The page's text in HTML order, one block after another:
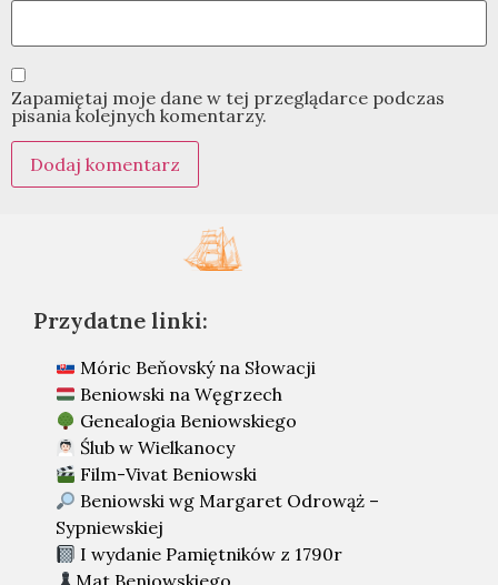
Zapamiętaj moje dane w tej przeglądarce podczas
pisania kolejnych komentarzy.
Przydatne linki:
Móric Beňovský na Słowacji
Beniowski na Węgrzech
Genealogia Beniowskiego
Ślub w Wielkanocy
Film-Vivat Beniowski
Beniowski wg Margaret Odrowąż –
Sypniewskiej
I wydanie Pamiętników z 1790r